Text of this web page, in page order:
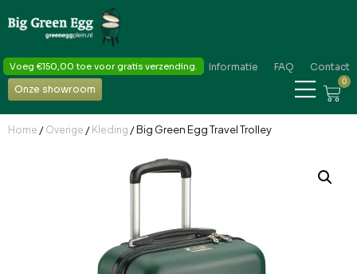
Voeg €150,00 toe voor gratis verzending. Informatie FAQ Contact
0
Onze showroom
Home / Overige / Kleding / Big Green Egg Travel Trolley